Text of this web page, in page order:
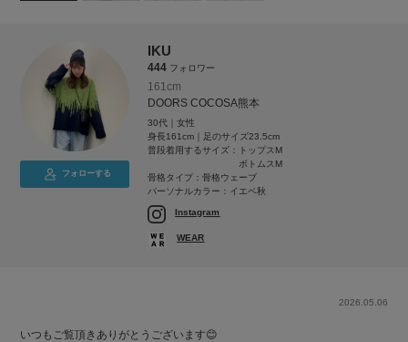
フォローする
IKU
444 フォロワー
161cm
DOORS COCOSA熊本
30代｜女性
身長161cm｜足のサイズ23.5cm
普段着用するサイズ：
トップスM
ボトムスM
骨格タイプ：骨格ウェーブ
パーソナルカラー：イエベ秋
Instagram
WEAR
2026.05.06
いつもご覧頂きありがとうございます😊